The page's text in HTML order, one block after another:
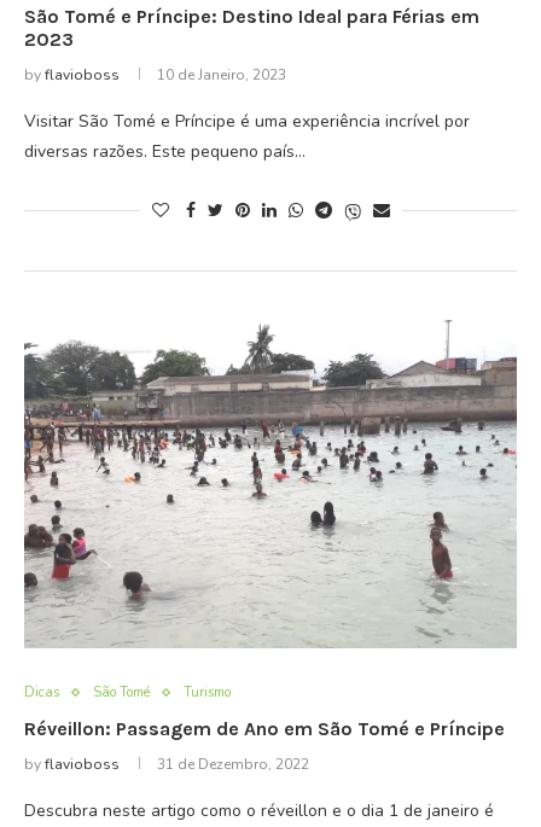
São Tomé e Príncipe: Destino Ideal para Férias em
2023
byflavioboss 10 de Janeiro, 2023
Visitar São Tomé e Príncipe é uma experiência incrível por
diversas razões. Este pequeno país…
Dicas São Tomé Turismo
Réveillon: Passagem de Ano em São Tomé e Príncipe
byflavioboss 31 de Dezembro, 2022
Descubra neste artigo como o réveillon e o dia 1 de janeiro é